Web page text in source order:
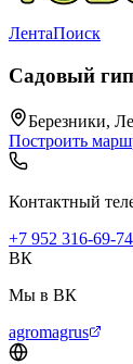
ЛентаПоиск
Садовый
Березники,
Построить
Контактный
+7 952 316-69-74
ВК
Мы в ВК
agromagrus